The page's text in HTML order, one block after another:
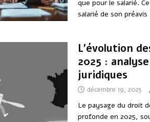
que pour le salarié.
salarié de son préavis
L’évolution
2025 :
juridiques
décembre 19, 2025
Le paysage du droit
profonde en 2025,